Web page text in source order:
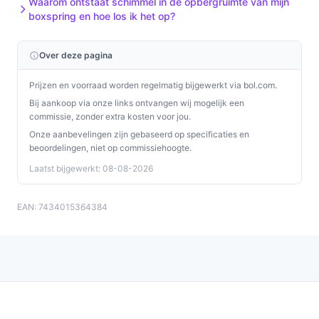
Installatie & eerste gebruik
Bij plaatsing let je op situatie en onderdelen. Controleer
of alle onderdelen compleet zijn en of het bed stevig
staat.
Concrete checks voordat je begint:
Controleer of de afmetingen 180x200 cm passen in
je slaapkamer en door deuren/opgangen.
Controleer bij de verkoper of de maximale
gebruikssituatie.
van het bed; bepaalt het instapgemak en of je
boxspring en hoe los ik het op?
Over deze pagina
Prijzen en voorraad worden regelmatig bijgewerkt via bol.com.
Bij aankoop via onze links ontvangen wij mogelijk een
commissie, zonder extra kosten voor jou.
Onze aanbevelingen zijn gebaseerd op specificaties en
beoordelingen, niet op commissiehoogte.
Laatst bijgewerkt: 08-08-2026
EAN: 7434015364384